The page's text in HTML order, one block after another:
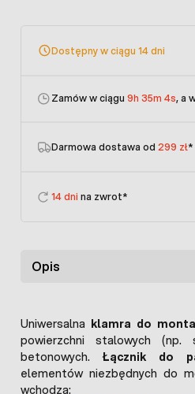
Dostępny w ciągu 14 dni
Zamów w ciągu 9h 35m 4s, a
Darmowa dostawa od 299 zł*
14 dni na zwrot*
Opis
Uniwersalna klamra do
powierzchni stalowych (np.
betonowych. Łącznik do
elementów niezbędnych do
wchodzą: